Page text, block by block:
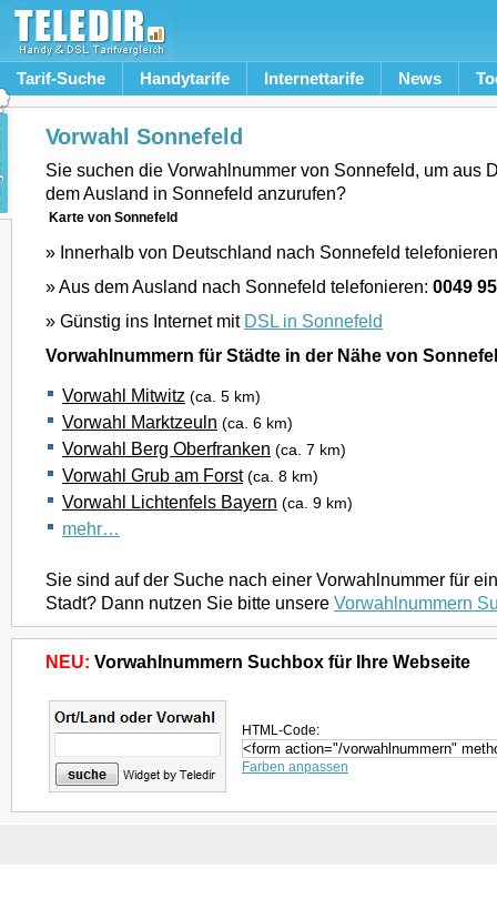
Tarif-Suche Handytarife Internettarife News
Vorwahl Sonnefeld
Sie suchen die Vorwahlnummer von Sonnefeld, um aus
dem Ausland in Sonnefeld anzurufen?
Karte von Sonnefeld
» Innerhalb von Deutschland nach Sonnefeld
» Aus dem Ausland nach Sonnefeld telefonieren: 0049
» Günstig ins Internet mit DSL in Sonnefeld
Vorwahlnummern für Städte in der Nähe von
Vorwahl Mitwitz (ca. 5 km)
Vorwahl Marktzeuln (ca. 6 km)
Vorwahl Berg Oberfranken (ca. 7 km)
Vorwahl Grub am Forst (ca. 8 km)
Vorwahl Lichtenfels Bayern (ca. 9 km)
mehr…
Sie sind auf der Suche nach einer Vorwahlnummer für
Stadt? Dann nutzen Sie bitte unsere Vorwahlnummern
NEU: Vorwahlnummern Suchbox für Ihre Webseite
HTML-Code:
Farben anpassen